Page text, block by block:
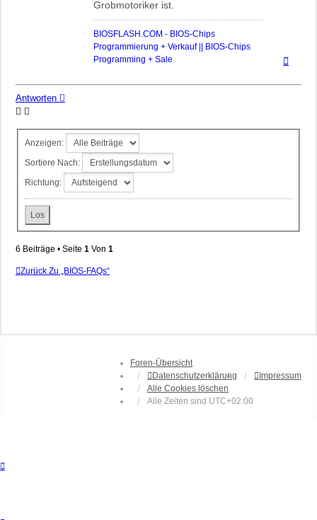
Grobmotoriker ist.
BIOSFLASH.COM - BIOS-Chips
Programmierung + Verkauf || BIOS-Chips
Programming + Sale
Antworten
Anzeigen:
Sortiere Nach:
Richtung:
6 Beiträge • Seite 1 Von 1
Zurück Zu „BIOS-FAQs“
Foren-Übersicht
Datenschutzerklärung
Impressum
Alle Cookies löschen
Alle Zeiten sind UTC+02:00